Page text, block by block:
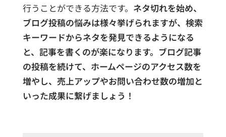
行うことができる方法です。 ネタ切れを始め、
ブログ投稿の悩みは様々挙げられますが、検索
キーワードからネタを発見できるようになる
と、記事を書くのが楽になります。ブログ記事
の投稿を続けて、ホームページのアクセス数を
増やし、売上アップやお問い合わせ数の増加と
いった成果に繋げましょう！